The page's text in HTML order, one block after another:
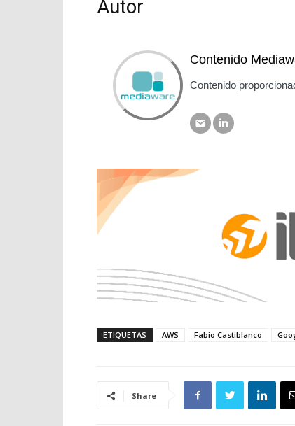
Autor
Contenido
Contenido
ETIQUETAS AWS Fabio Castiblanco
Share